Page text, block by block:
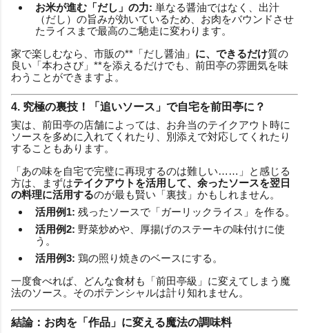
お米が進む「だし」の力: 単なる醤油ではなく、出汁
（だし）の旨みが効いているため、お肉をバウンドさせ
たライスまで最高のご馳走に変わります。
家で楽しむなら、市販の**「だし醤油」 に、できるだけ質の
良い「本わさび」**を添えるだけでも、前田亭の雰囲気を味
わうことができますよ。
4. 究極の裏技！「追いソース」で自宅を前田亭に？
実は、前田亭の店舗によっては、お弁当のテイクアウト時に
ソースを多めに入れてくれたり、別添えで対応してくれたり
することもあります。
「あの味を自宅で完璧に再現するのは難しい……」と感じる
方は、まずはテイクアウトを活用して、余ったソースを翌日
の料理に活用するのが最も賢い「裏技」かもしれません。
活用例1: 残ったソースで「ガーリックライス」を作る。
活用例2: 野菜炒めや、厚揚げのステーキの味付けに使
う。
活用例3: 鶏の照り焼きのベースにする。
一度食べれば、どんな食材も「前田亭級」に変えてしまう魔
法のソース。そのポテンシャルは計り知れません。
結論：お肉を「作品」に変える魔法の調味料